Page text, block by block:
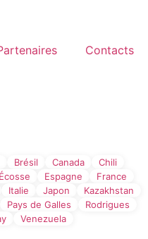
Contacts
Brésil Canada
Chili
Écosse Espagne
France
Italie Japon
Kazakhstan
Pays de Galles
Rodrigues
Venezuela